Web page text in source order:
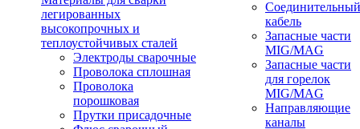
легированных
высокопрочных и
теплоустойчивых сталей
Электроды сварочные
Проволока сплошная
Проволока
порошковая
Прутки присадочные
Соединительный
кабель
Запасные части
MIG/MAG
Запасные части
для горелок
MIG/MAG
Направляющие
каналы